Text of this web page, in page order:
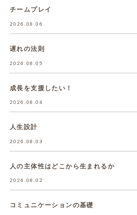
チームプレイ
2026.08.06
遅れの法則
2026.08.05
成長を支援したい！
2026.08.04
人生設計
2026.08.03
人の主体性はどこから生まれるか
2026.08.02
コミュニケーションの基礎